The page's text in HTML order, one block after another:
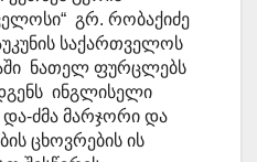
გრ. რობაქიძე
საქართველოს
ნათელ ფურცლებს
ინგლისელი
ძმა მარჯორი და
ცხოვრების ის